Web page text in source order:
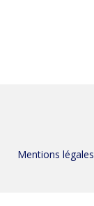
Mentions légales